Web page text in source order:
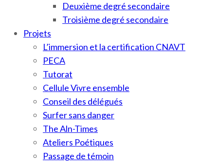
Deuxième degré secondaire
Troisième degré secondaire
Projets
L’immersion et la certification CNAVT
PECA
Tutorat
Cellule Vivre ensemble
Conseil des délégués
Surfer sans danger
The Aln-Times
Ateliers Poétiques
Passage de témoin